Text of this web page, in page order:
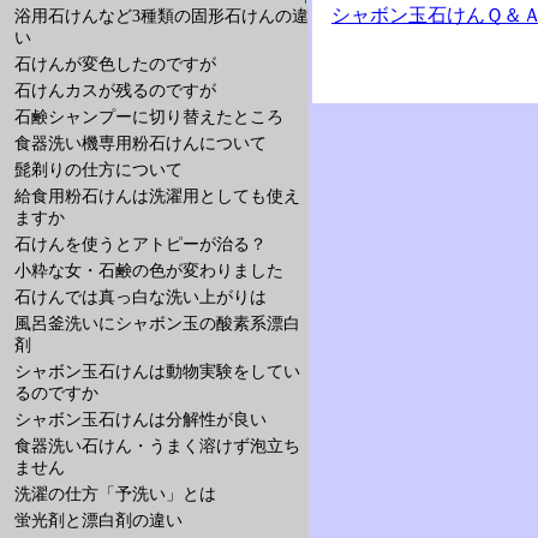
浴用石けんなど3種類の固形石けんの違
い
石けんが変色したのですが
石けんカスが残るのですが
石鹸シャンプーに切り替えたところ
食器洗い機専用粉石けんについて
髭剃りの仕方について
給食用粉石けんは洗濯用としても使え
ますか
石けんを使うとアトピーが治る？
小粋な女・石鹸の色が変わりました
石けんでは真っ白な洗い上がりは
風呂釜洗いにシャボン玉の酸素系漂白
剤
シャボン玉石けんは動物実験をしてい
るのですか
シャボン玉石けんは分解性が良い
食器洗い石けん・うまく溶けず泡立ち
ません
洗濯の仕方「予洗い」とは
蛍光剤と漂白剤の違い
シャボン玉石けんＱ＆